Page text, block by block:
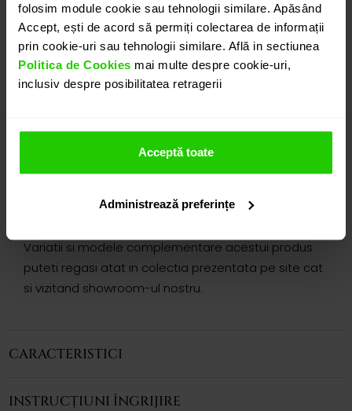
folosim module cookie sau tehnologii similare. Apăsând
Accept, ești de acord să permiți colectarea de informații
prin cookie-uri sau tehnologii similare. Află in sectiunea
Politica de Cookies mai multe despre cookie-uri,
inclusiv despre posibilitatea retragerii
Acceptă toate
Administrează preferințe
PROGRAMEAZĂ O ÎNTÂLNIRE
DETALII
Cu un design modern, Pandantivul CASIANI GEMMA
Pandantivul se vinde fara lant, acesta putand fi
Variatii si modele complementare acestui produs
puteti regasi atat in colectia prezentata pe site cat
si vizitand showroom-ul nostru.
CARACTERISTICI
INSTRUCȚIUNI ÎNGRIJIRE